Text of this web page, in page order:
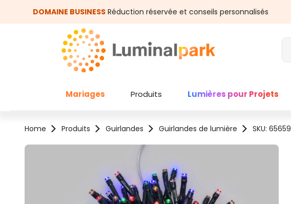
au contenu principal
Passer à la recherche
DOMAINE BUSINESS Réduction réservée et conseils personnalisés
Mariages Produits Lumières pour Projets
Home Produits Guirlandes Guirlandes de lumière SKU: 65659
Ignorer la galerie d'images